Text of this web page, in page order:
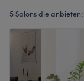
5 Salons die anbieten: